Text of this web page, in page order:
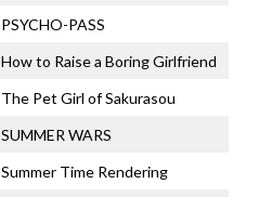
PSYCHO-PASS
How to Raise a Boring Girlfriend
The Pet Girl of Sakurasou
SUMMER WARS
Summer Time Rendering